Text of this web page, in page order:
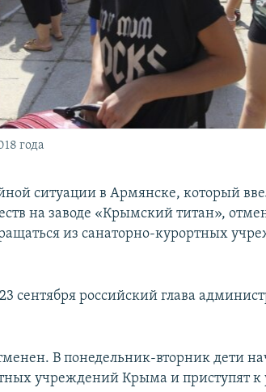
года
ситуации в Армянске, который
на заводе «Крымский титан»,
из санаторно-курортных
сентября российский глава
В понедельник-вторник дети
учреждений Крыма и приступят к